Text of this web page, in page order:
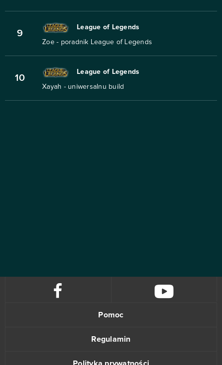
9
League of Legends
Zoe - poradnik League of Legends
10
League of Legends
Xayah - uniwersalnu build
Pomoc
Regulamin
Polityka prywatności